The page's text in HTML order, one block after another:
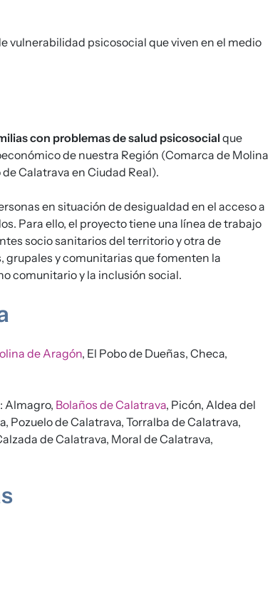
vulnerabilidad psicosocial que viven en el medio
con problemas de salud psicosocial que
de nuestra Región (Comarca de Molina
Calatrava en Ciudad Real).
en situación de desigualdad en el acceso a
Para ello, el proyecto tiene una línea de trabajo
socio sanitarios del territorio y otra de
y comunitarias que fomenten la
comunitario y la inclusión social.
de Aragón, El Pobo de Dueñas, Checa,
Almagro, Bolaños de Calatrava, Picón, Aldea del
Pozuelo de Calatrava, Torralba de Calatrava,
de Calatrava, Moral de Calatrava,